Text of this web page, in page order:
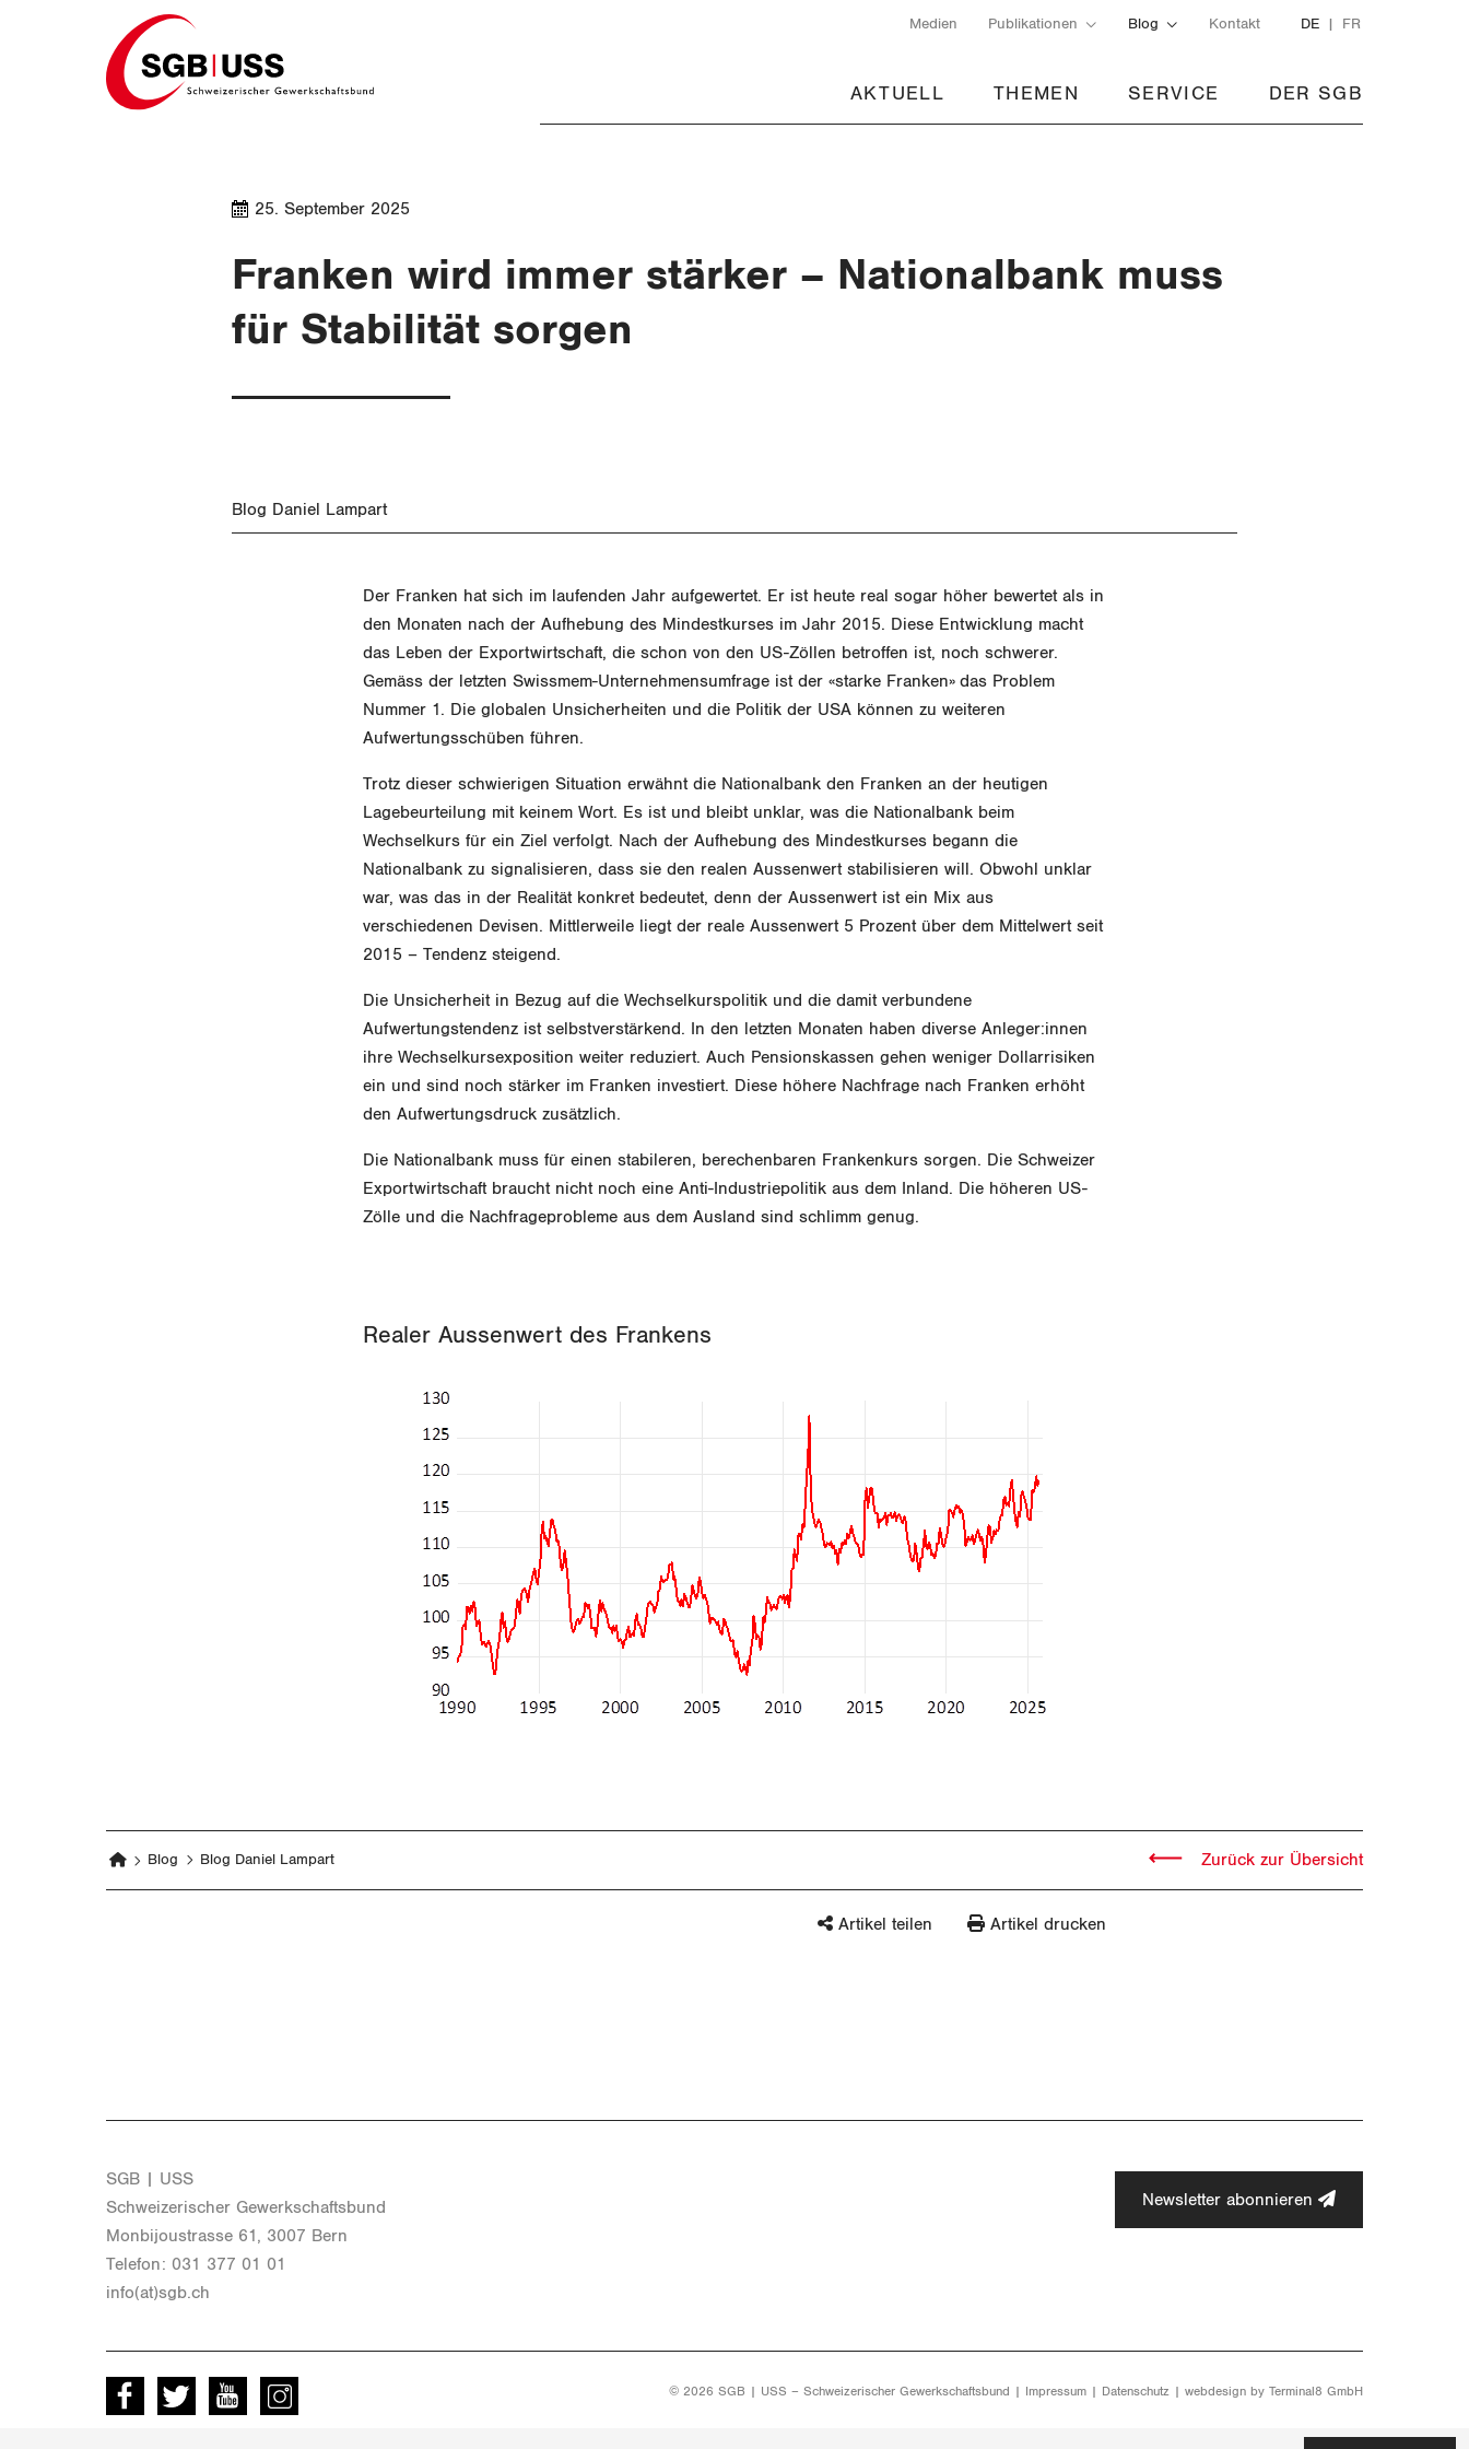
Home Medien Publikationen Blog Kontakt DE FR
AKTUELL THEMEN SERVICE DER SGB
25. September 2025
Franken wird immer stärker – Nationalbank muss
für Stabilität sorgen
Blog Daniel Lampart
Der Franken hat sich im laufenden Jahr aufgewertet. Er ist heute real sogar höher bewertet als in
den Monaten nach der Aufhebung des Mindestkurses im Jahr 2015. Diese Entwicklung macht
das Leben der Exportwirtschaft, die schon von den US-Zöllen betroffen ist, noch schwerer.
Gemäss der letzten Swissmem-Unternehmensumfrage ist der «starke Franken» das Problem
Nummer 1. Die globalen Unsicherheiten und die Politik der USA können zu weiteren
Aufwertungsschüben führen.
Trotz dieser schwierigen Situation erwähnt die Nationalbank den Franken an der heutigen
Lagebeurteilung mit keinem Wort. Es ist und bleibt unklar, was die Nationalbank beim
Wechselkurs für ein Ziel verfolgt. Nach der Aufhebung des Mindestkurses begann die
Nationalbank zu signalisieren, dass sie den realen Aussenwert stabilisieren will. Obwohl unklar
war, was das in der Realität konkret bedeutet, denn der Aussenwert ist ein Mix aus
verschiedenen Devisen. Mittlerweile liegt der reale Aussenwert 5 Prozent über dem Mittelwert seit
2015 – Tendenz steigend.
Die Unsicherheit in Bezug auf die Wechselkurspolitik und die damit verbundene
Aufwertungstendenz ist selbstverstärkend. In den letzten Monaten haben diverse Anleger:innen
ihre Wechselkursexposition weiter reduziert. Auch Pensionskassen gehen weniger Dollarrisiken
ein und sind noch stärker im Franken investiert. Diese höhere Nachfrage nach Franken erhöht
den Aufwertungsdruck zusätzlich.
Die Nationalbank muss für einen stabileren, berechenbaren Frankenkurs sorgen. Die Schweizer
Exportwirtschaft braucht nicht noch eine Anti-Industriepolitik aus dem Inland. Die höheren US-
Zölle und die Nachfrageprobleme aus dem Ausland sind schlimm genug.
Realer Aussenwert des Frankens
Blog Blog Daniel Lampart Zurück zur Übersicht
Artikel teilen Artikel drucken
SGB | USS
Schwei­ze­ri­scher Ge­werk­schafts­bund
Mon­bi­joustras­se 61, 3007 Bern
Te­le­fon: 031 377 01 01
info(at)​sgb.​ch
Newsletter abonnieren
Facebook Twitter Youtube instagram © 2026 SGB | USS – Schweizerischer Gewerkschaftsbund | Impressum| Datenschutz | webdesign by Terminal8 GmbH